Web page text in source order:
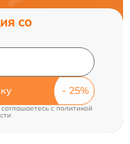
со
cполитикой